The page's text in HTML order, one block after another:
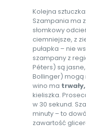
Kolejna sztuczka:
Szampania ma
słomkowy
ciemniejsze, z
pułapka – nie
szampany z
Péters) są
Bollinger) mogą
wino ma
kieliszka.
w 30 sekund.
minuty – to
zawartość